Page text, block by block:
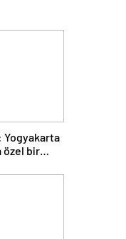
Yogyakarta
özel bir